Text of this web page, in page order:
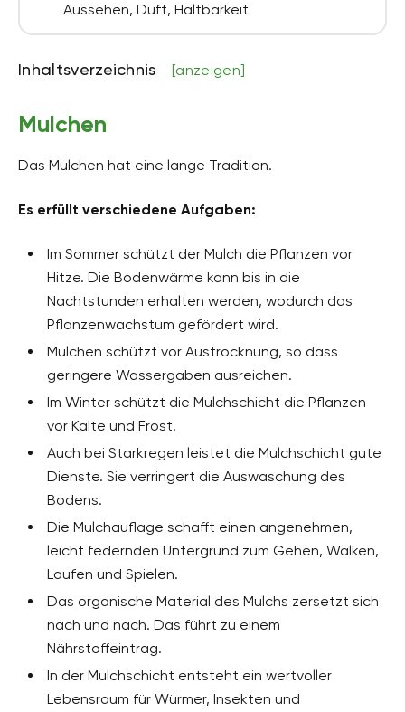
Aussehen, Duft, Haltbarkeit
Inhaltsverzeichnis [anzeigen]
Mulchen
Das Mulchen hat eine lange Tradition.
Es erfüllt verschiedene Aufgaben:
Im Sommer schützt der Mulch die Pflanzen vor
Hitze. Die Bodenwärme kann bis in die
Nachtstunden erhalten werden, wodurch das
Pflanzenwachstum gefördert wird.
Mulchen schützt vor Austrocknung, so dass
geringere Wassergaben ausreichen.
Im Winter schützt die Mulchschicht die Pflanzen
vor Kälte und Frost.
Auch bei Starkregen leistet die Mulchschicht gute
Dienste. Sie verringert die Auswaschung des
Bodens.
Die Mulchauflage schafft einen angenehmen,
leicht federnden Untergrund zum Gehen, Walken,
Laufen und Spielen.
Das organische Material des Mulchs zersetzt sich
nach und nach. Das führt zu einem
Nährstoffeintrag.
In der Mulchschicht entsteht ein wertvoller
Lebensraum für Würmer, Insekten und